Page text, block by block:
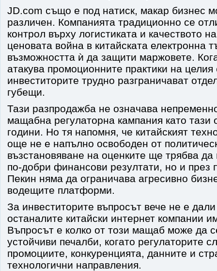
JD.com също е под натиск, макар бизнес
различен. Компанията традиционно се
контрол върху логистиката и качеството
ценовата война в китайската електронна
възможността ѝ да защити маржовете.
атакува промоционните практики на целия
инвеститорите трудно разграничават
губещи.
Тази разпродажба не означава
мащабна регулаторна кампания като тази
години. Но тя напомня, че китайският
още не е напълно освободен от
възстановяване на оценките ще трябва
по-добри финансови резултати, но и през
Пекин няма да ограничава агресивно
водещите платформи.
За инвеститорите въпросът вече не е
останалите китайски интернет компании
Въпросът е колко от този мащаб може да
устойчиви печалби, когато регулаторите
промоциите, конкуренцията, данните и
технологични направления.